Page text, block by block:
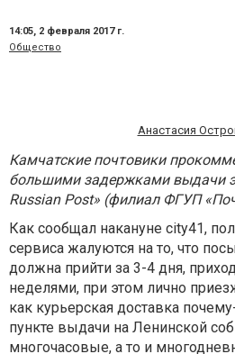
14:05, 2 февраля 2017 г.
Общество
Анастасия
Камчатские почтовики
большими задержками выдачи
Russian Post» (филиал ФГУП
Как сообщал накануне city41,
сервиса жалуются на то, что
должна прийти за 3-4 дня,
неделями, при этом лично
как курьерская доставка
пункте выдачи на Ленинской
многочасовые, а то и